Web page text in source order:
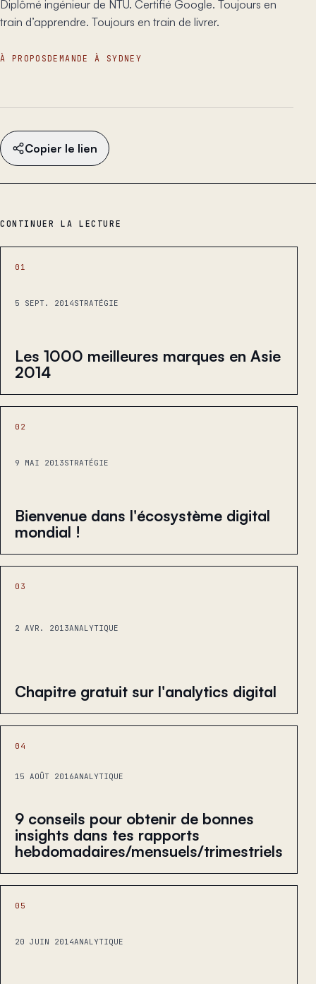
Diplômé ingénieur de NTU. Certifié Google. Toujours en
train d’apprendre. Toujours en train de livrer.
À PROPOS DEMANDE À SYDNEY
Copier le lien
CONTINUER LA LECTURE
01
5 SEPT. 2014STRATÉGIE
Les 1000 meilleures marques en Asie
2014
02
9 MAI 2013STRATÉGIE
Bienvenue dans l'écosystème digital
mondial !
03
2 AVR. 2013ANALYTIQUE
Chapitre gratuit sur l'analytics digital
04
15 AOÛT 2016ANALYTIQUE
9 conseils pour obtenir de bonnes
insights dans tes rapports
hebdomadaires/mensuels/trimestriels
05
20 JUIN 2014ANALYTIQUE